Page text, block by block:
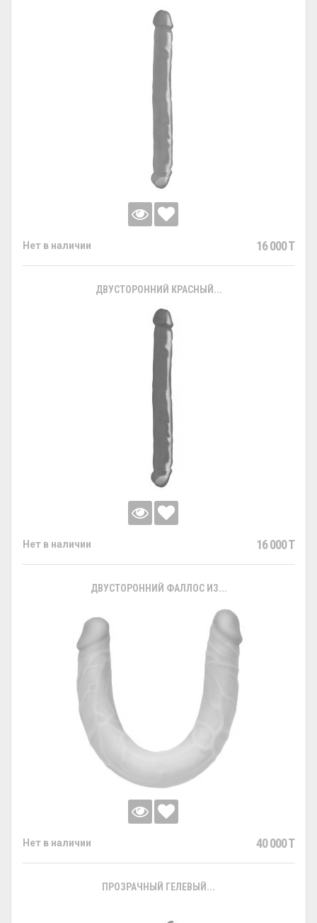
Нет в наличии 16 000 T
ДВУСТОРОННИЙ КРАСНЫЙ...
Нет в наличии 16 000 T
ДВУСТОРОННИЙ ФАЛЛОС ИЗ...
Нет в наличии 40 000 T
ПРОЗРАЧНЫЙ ГЕЛЕВЫЙ...